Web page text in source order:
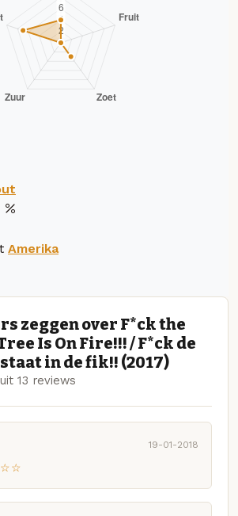
Amerika
zeggen over F*ck the
Is On Fire!!! / F*ck de
in de fik!! (2017)
uit 13 reviews
19-01-2018